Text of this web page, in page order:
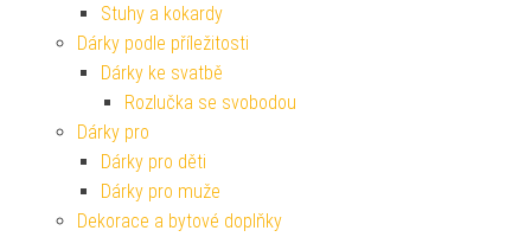
Stuhy a kokardy
Dárky podle příležitosti
Dárky ke svatbě
Rozlučka se svobodou
Dárky pro
Dárky pro děti
Dárky pro muže
Dekorace a bytové doplňky